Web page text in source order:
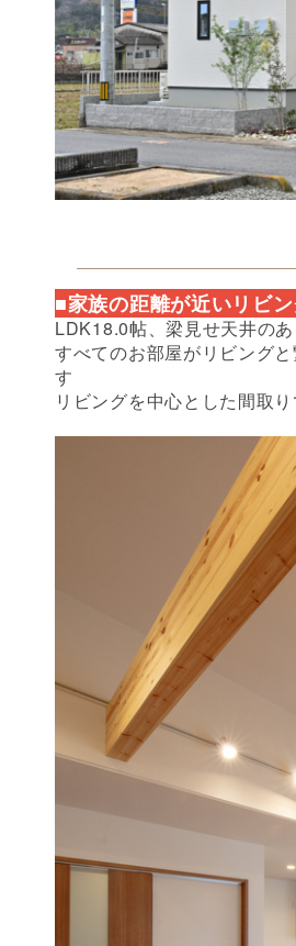
■家族の距離が近いリビ
LDK18.0帖、梁見せ天井の
すべてのお部屋がリビング
す
リビングを中心とした間取